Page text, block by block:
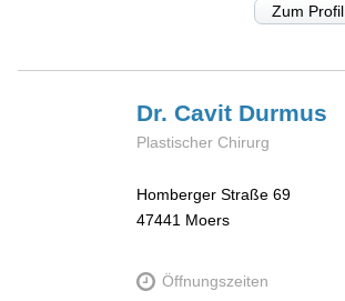
Zum Profil
Dr. Cavit Durmus
Plastischer Chirurg
Homberger Straße 69
47441 Moers
Öffnungszeiten